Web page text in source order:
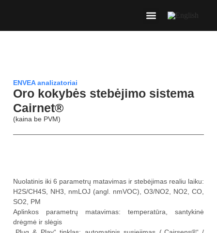
ENVEA analizatoriai
Oro kokybės stebėjimo sistema
Cairnet®
(kaina be PVM)
Nuolatinis iki 6 parametrų matavimas ir stebėjimas realiu laiku:
H2S/CH4S, NH3, nmLOJ (angl. nmVOC), O3/NO2, NO2, CO,
SO2, PM
Aplinkos parametrų matavimas: temperatūra, santykinė
drėgmė ir slėgis